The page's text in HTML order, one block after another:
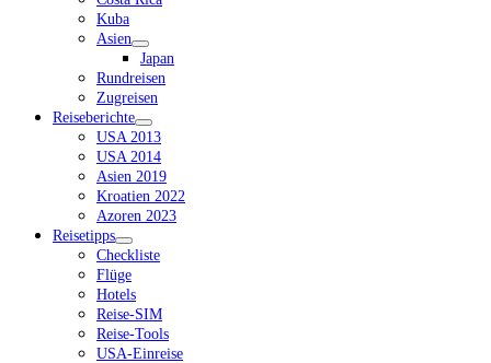
Kuba
Asien
Dropdown-
Menü
öffnen
Japan
Rundreisen
Zugreisen
Reiseberichte
Dropdown-
Menü
öffnen
USA 2013
USA 2014
Asien 2019
Kroatien 2022
Azoren 2023
Reisetipps
Dropdown-
Menü
öffnen
Checkliste
Flüge
Hotels
Reise-SIM
Reise-Tools
USA-Einreise